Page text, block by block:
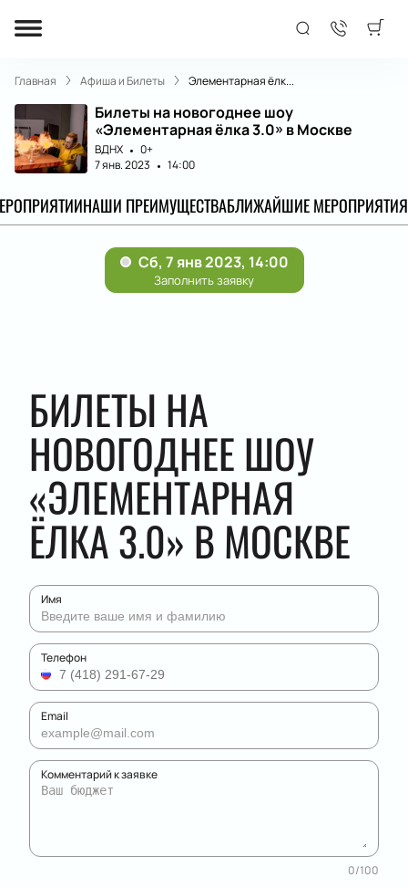
Главная Афиша и Билеты Элементарная ёлк...
Билеты на новогоднее шоу
«Элементарная ёлка 3.0» в Москве
ВДНХ
0+
7 янв. 2023
14:00
НАШИ ПРЕИМУЩЕСТВАБЛИЖАЙШИЕ МЕРОПРИЯТИЯ
БИЛЕТЫ НА
НОВОГОДНЕЕ ШОУ
«ЭЛЕМЕНТАРНАЯ
ЁЛКА 3.0» В МОСКВЕ
Имя
Телефон
Email
Комментарий к заявке
0/100